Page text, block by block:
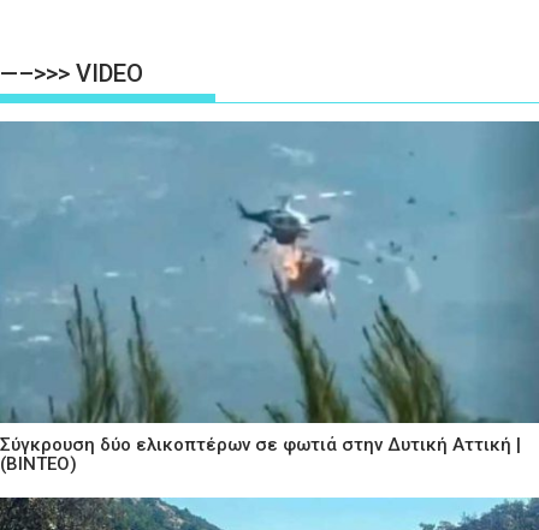
—–>>> VIDEO
Σύγκρουση δύο ελικοπτέρων σε φωτιά στην Δυτική Αττική |
(ΒΙΝΤΕΟ)